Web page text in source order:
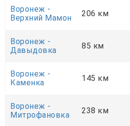
Воронеж -
Верхний Мамон
206 км
Воронеж -
Давыдовка
85 км
Воронеж -
Каменка
145 км
Воронеж -
Митрофановка
238 км